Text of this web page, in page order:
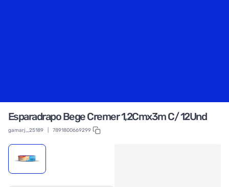
Esparadrapo Bege Cremer 1,2Cmx3m C/ 12Und
gamarj_25189 7891800669299